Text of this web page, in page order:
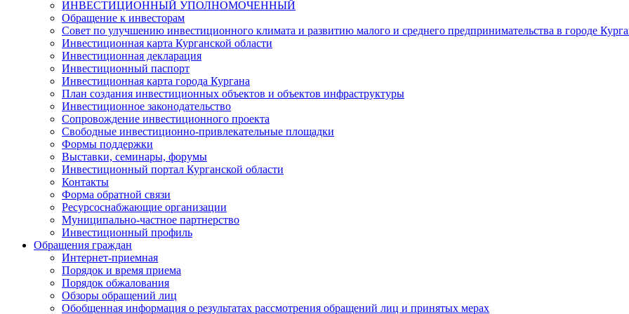
ИНВЕСТИЦИОННЫЙ УПОЛНОМОЧЕННЫЙ
Обращение к инвесторам
Совет по улучшению инвестиционного климата и развитию малого и среднего предпринимательства в городе
Инвестиционная карта Курганской области
Инвестиционная декларация
Инвестиционный паспорт
Инвестиционная карта города Кургана
План создания инвестиционных объектов и объектов инфраструктуры
Инвестиционное законодательство
Сопровождение инвестиционного проекта
Свободные инвестиционно-привлекательные площадки
Формы поддержки
Выставки, семинары, форумы
Инвестиционный портал Курганской области
Контакты
Форма обратной связи
Ресурсоснабжающие организации
Муниципально-частное партнерство
Инвестиционный профиль
Обращения граждан
Интернет-приемная
Порядок и время приема
Порядок обжалования
Обзоры обращений лиц
Обобщенная информация о результатах рассмотрения обращений лиц и принятых мерах